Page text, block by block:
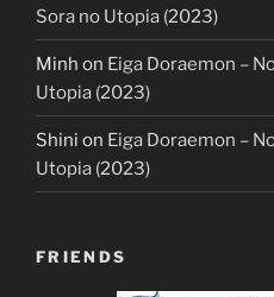
Sora no Utopia (2023)
Minh on Eiga Doraemon –
Utopia (2023)
Shini on Eiga Doraemon –
Utopia (2023)
FRIENDS